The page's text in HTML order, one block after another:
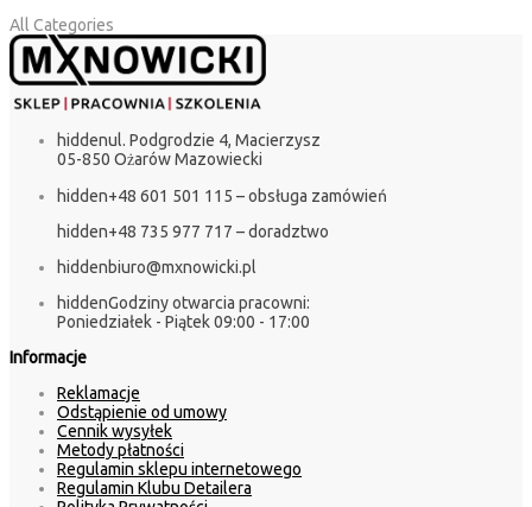
All Categories
hiddenul. Podgrodzie 4, Macierzysz
05-850 Ożarów Mazowiecki
hidden+48 601 501 115 – obsługa zamówień
hidden+48 735 977 717 – doradztwo
hiddenbiuro@mxnowicki.pl
hiddenGodziny otwarcia pracowni:
Poniedziałek - Piątek 09:00 - 17:00
Informacje
Reklamacje
Odstąpienie od umowy
Cennik wysyłek
Metody płatności
Regulamin sklepu internetowego
Regulamin Klubu Detailera